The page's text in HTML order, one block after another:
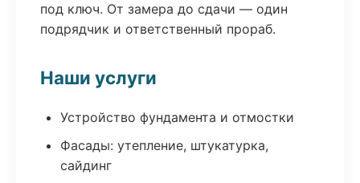
под ключ. От замера до сдачи — один
подрядчик и ответственный прораб.
Наши услуги
Устройство фундамента и отмостки
Фасады: утепление, штукатурка,
сайдинг